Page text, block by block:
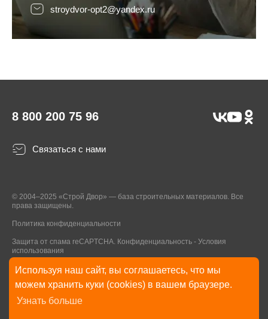
Используя наш сайт, вы соглашаетесь, что мы
можем хранить куки (cookies) в вашем браузере.
Узнать больше
stroydvor-opt2@yandex.ru
8 800 200 75 96
Связаться с нами
© 2004–2025 «Строй Двор» — база строительных материалов. Все
права защищены.
Политика конфиденциальности
Защита от спама reCAPTCHA. Конфиденциальность - Условия
использования
* Указанные на Сайте цены, комплектации, описания и технические
характеристики могут быть изменены в любое время без уведомления
пользователей Сайта. Внешний вид товаров и упаковки может